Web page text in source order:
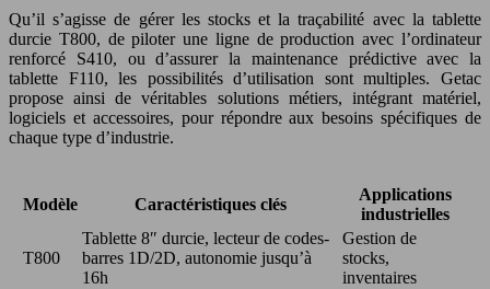
Qu’il s’agisse de gérer les stocks et la traçabilité avec la tablette
durcie T800, de piloter une ligne de production avec l’ordinateur
renforcé S410, ou d’assurer la maintenance prédictive avec la
tablette F110, les possibilités d’utilisation sont multiples. Getac
propose ainsi de véritables solutions métiers, intégrant matériel,
logiciels et accessoires, pour répondre aux besoins spécifiques de
chaque type d’industrie.
Modèle Caractéristiques clés
Applications
industrielles
T800
Tablette 8″ durcie, lecteur de codes-
barres 1D/2D, autonomie jusqu’à
16h
Gestion de
stocks,
inventaires